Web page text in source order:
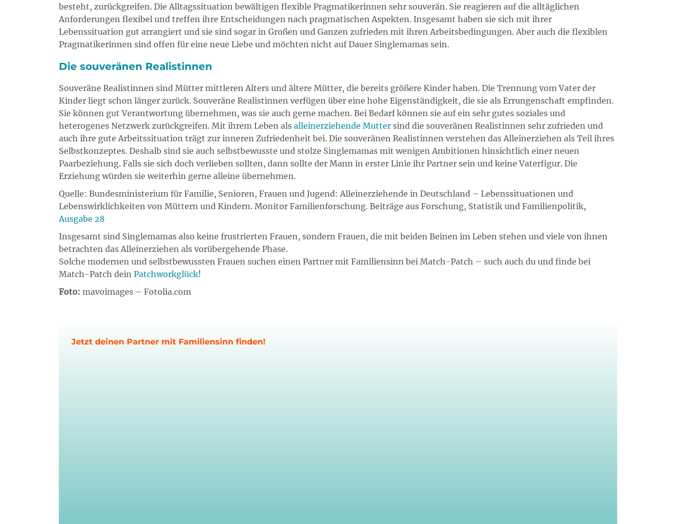
besteht, zurückgreifen. Die Alltagssituation bewältigen flexible Pragmatikerinnen sehr souverän. Sie reagieren auf die alltäglichen
Anforderungen flexibel und treffen ihre Entscheidungen nach pragmatischen Aspekten. Insgesamt haben sie sich mit ihrer
Lebenssituation gut arrangiert und sie sind sogar in Großen und Ganzen zufrieden mit ihren Arbeitsbedingungen. Aber auch die flexiblen
Pragmatikerinnen sind offen für eine neue Liebe und möchten nicht auf Dauer Singlemamas sein.
Die souveränen Realistinnen
Souveräne Realistinnen sind Mütter mittleren Alters und ältere Mütter, die bereits größere Kinder haben. Die Trennung vom Vater der
Kinder liegt schon länger zurück. Souveräne Realistinnen verfügen über eine hohe Eigenständigkeit, die sie als Errungenschaft empfinden.
Sie können gut Verantwortung übernehmen, was sie auch gerne machen. Bei Bedarf können sie auf ein sehr gutes soziales und
heterogenes Netzwerk zurückgreifen. Mit ihrem Leben als alleinerziehende Mutter sind die souveränen Realistinnen sehr zufrieden und
auch ihre gute Arbeitssituation trägt zur inneren Zufriedenheit bei. Die souveränen Realistinnen verstehen das Alleinerziehen als Teil ihres
Selbstkonzeptes. Deshalb sind sie auch selbstbewusste und stolze Singlemamas mit wenigen Ambitionen hinsichtlich einer neuen
Paarbeziehung. Falls sie sich doch verlieben sollten, dann sollte der Mann in erster Linie ihr Partner sein und keine Vaterfigur. Die
Erziehung würden sie weiterhin gerne alleine übernehmen.
Quelle: Bundesministerium für Familie, Senioren, Frauen und Jugend: Alleinerziehende in Deutschland – Lebenssituationen und
Lebenswirklichkeiten von Müttern und Kindern. Monitor Familienforschung. Beiträge aus Forschung, Statistik und Familienpolitik,
Ausgabe 28
Insgesamt sind Singlemamas also keine frustrierten Frauen, sondern Frauen, die mit beiden Beinen im Leben stehen und viele von ihnen
betrachten das Alleinerziehen als vorübergehende Phase.
Solche modernen und selbstbewussten Frauen suchen einen Partner mit Familiensinn bei Match-Patch – such auch du und finde bei
Match-Patch dein Patchworkglück!
Foto: mavoimages – Fotolia.com
Jetzt deinen Partner mit Familiensinn finden!